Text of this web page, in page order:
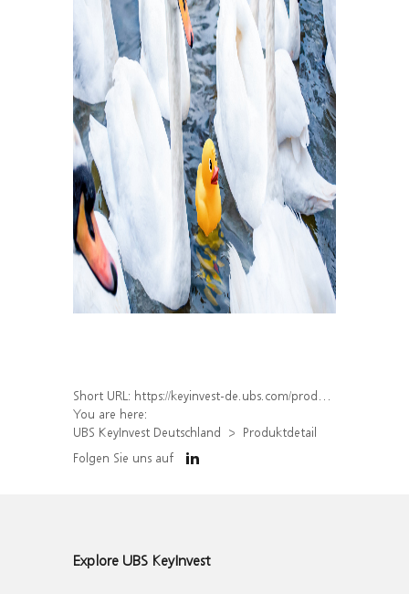
Short URL: https://keyinvest-de.ubs.com/produkt/detail/index/isin/DE000WA84QX1
You are here:
UBS KeyInvest Deutschland
Produktdetail
Folgen Sie uns auf
Explore UBS KeyInvest